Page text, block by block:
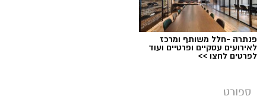
מערכת ירושלים נט / 11:30 06.07.26
פנתרה -חלל משותף ומרכז
לאירועים עסקיים ופרטיים ועוד
לפרטים לחצו >>
ספורט